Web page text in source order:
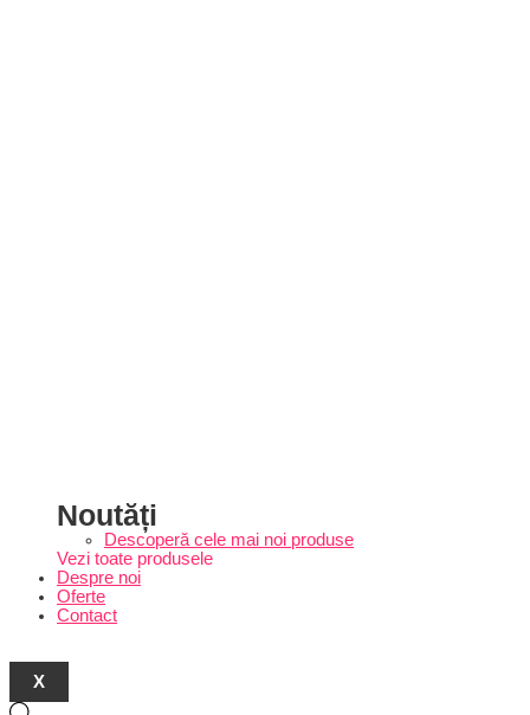
Noutăți
Descoperă cele mai noi produse
Vezi toate produsele
Despre noi
Oferte
Contact
X